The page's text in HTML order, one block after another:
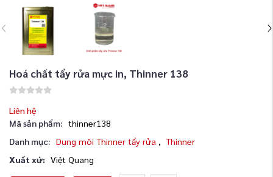
Hoá chất tẩy rửa mực in, Thinner 138
Liên hệ
Mã sản phẩm: thinner138
Danh mục: Dung môi Thinner tẩy rửa , Thinner
Xuất xứ: Việt Quang